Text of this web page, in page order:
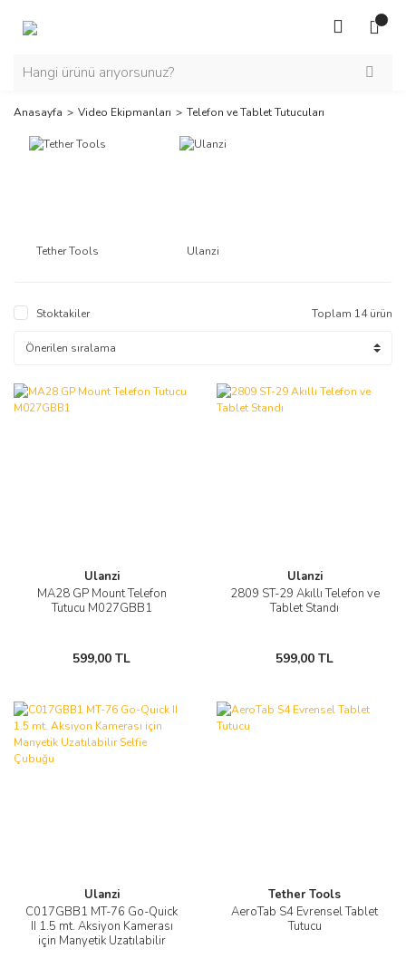
Anasayfa Video Ekipmanları Telefon ve Tablet Tutucuları
Tether Tools Ulanzi
Stoktakiler Toplam 14 ürün
Ulanzi
MA28 GP Mount Telefon
Tutucu M027GBB1
599,00 TL
Ulanzi
2809 ST-29 Akıllı Telefon ve
Tablet Standı
599,00 TL
Ulanzi
C017GBB1 MT-76 Go-Quick
II 1.5 mt. Aksiyon Kamerası
için Manyetik Uzatılabilir
Tether Tools
AeroTab S4 Evrensel Tablet
Tutucu